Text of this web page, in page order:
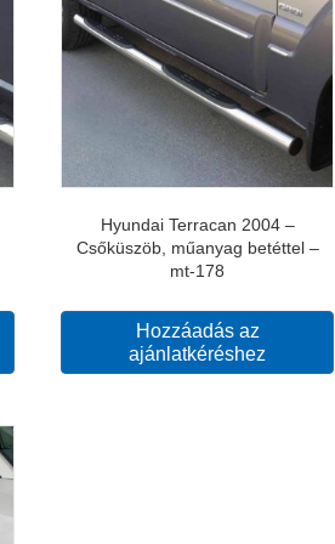
Hyundai Terracan 2004 –
Csőküszöb, műanyag betéttel –
mt-178
Hozzáadás az
ajánlatkéréshez